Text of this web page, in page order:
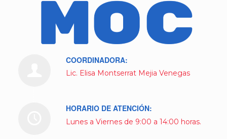
COORDINADORA:
Lic. Elisa Montserrat Mejia Venegas
HORARIO DE ATENCIÓN:
Lunes a Viernes de 9:00 a 14:00 horas.